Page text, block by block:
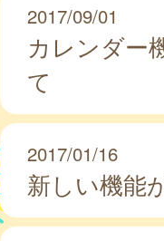
2017/09/01
カレンダー
て
2017/01/16
新しい機能